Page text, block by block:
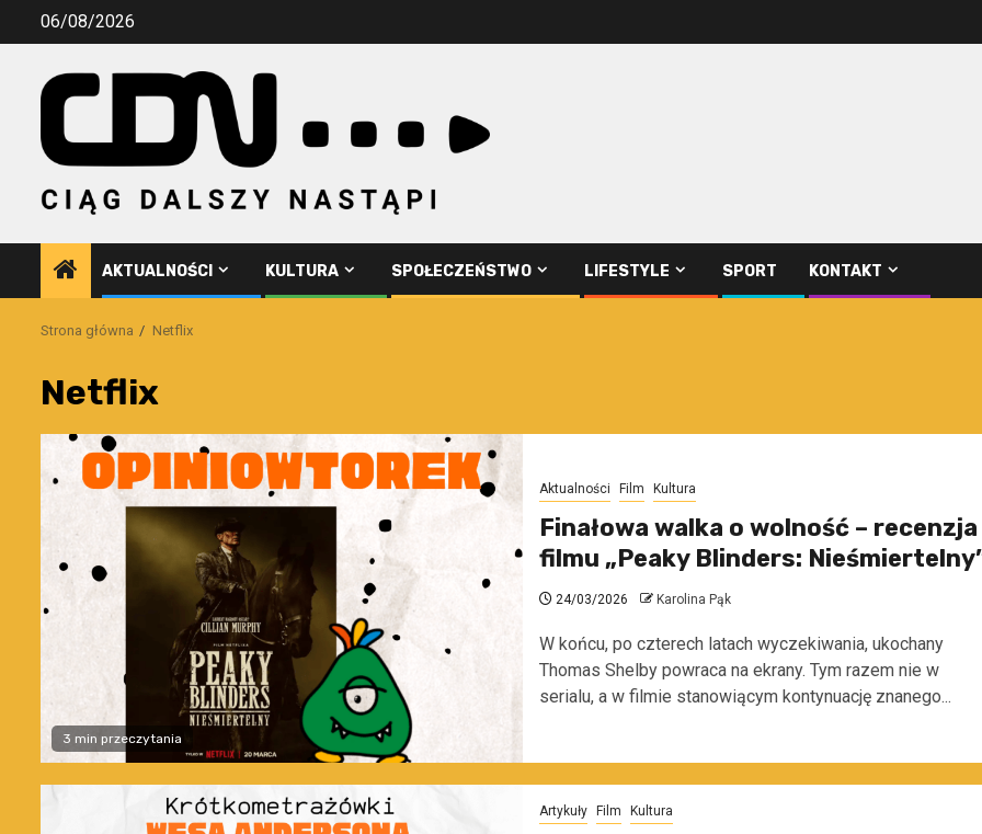
Przejdź06/08/2026
AKTUALNOŚCI KULTURA SPOŁECZEŃSTWO LIFESTYLE SPORT KONTAKT
Strona główna Netflix
Netflix
3 min przeczytania
Aktualności Film Kultura
Finałowa walka o wolność – recenzja
filmu „Peaky Blinders:
24/03/2026 Karolina Pąk
W końcu, po czterech latach wyczekiwania, ukochany
Thomas Shelby powraca na ekrany. Tym razem nie w
serialu, a w filmie stanowiącym kontynuację znanego...
Artykuły Film Kultura